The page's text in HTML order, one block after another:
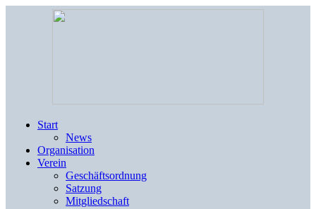
Start
News
Organisation
Verein
Geschäftsordnung
Satzung
Mitgliedschaft